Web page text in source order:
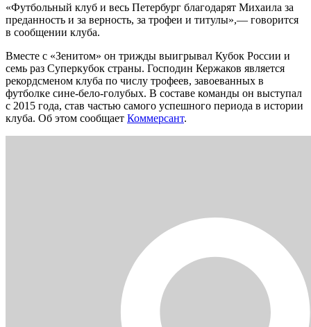
«Футбольный клуб и весь Петербург благодарят Михаила за
преданность и за верность, за трофеи и титулы»,— говорится
в сообщении клуба.
Вместе с «Зенитом» он трижды выигрывал Кубок России и
семь раз Суперкубок страны. Господин Кержаков является
рекордсменом клуба по числу трофеев, завоеванных в
футболке сине-бело-голубых. В составе команды он выступал
с 2015 года, став частью самого успешного периода в истории
клуба. Об этом сообщает Коммерсант.